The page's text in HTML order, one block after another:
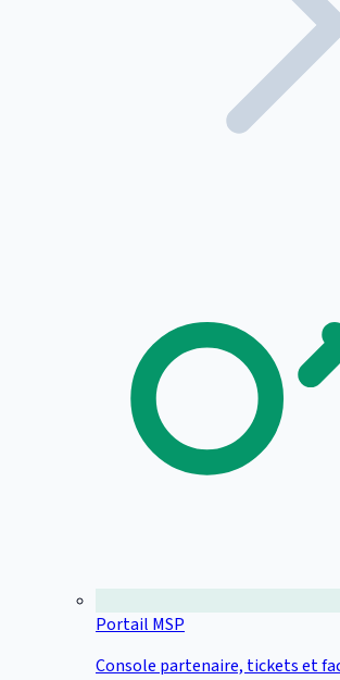
Portail MSP
Console partenaire, tickets et